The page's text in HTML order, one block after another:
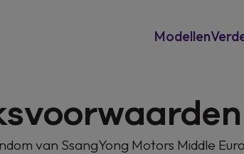
Modellen
van SsangYong Motors Middle